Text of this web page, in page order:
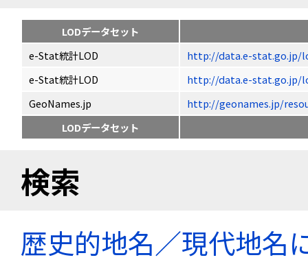
LODデータセット
e-Stat統計LOD
http://data.e-stat.go.jp/
e-Stat統計LOD
http://data.e-stat.go.jp/
GeoNames.jp
http://geonames.jp/
LODデータセット
検索
歴史的地名／現代地名